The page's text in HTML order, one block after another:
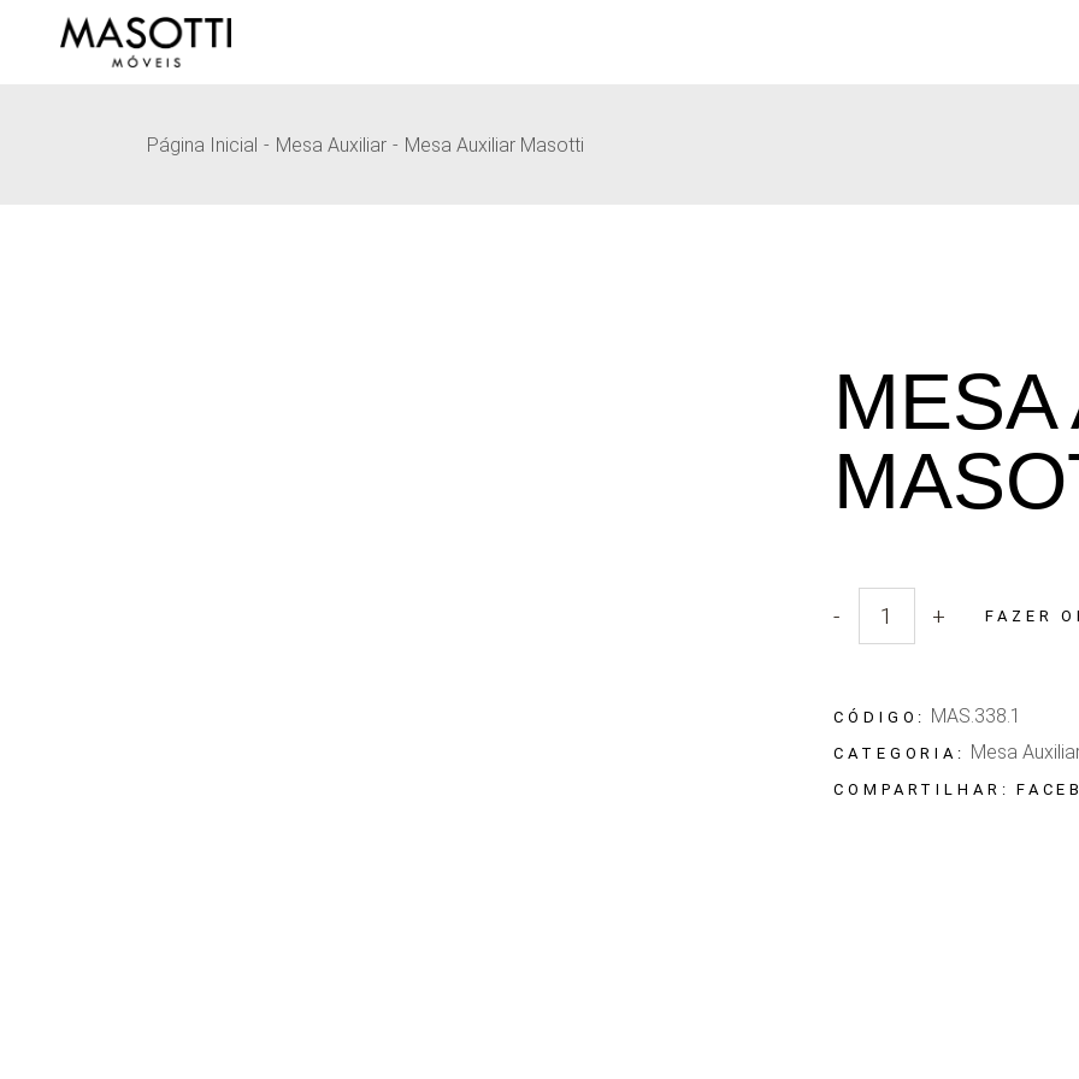
Página Inicial Mesa Auxiliar Mesa Auxiliar Masotti
Quantidade Mesa Auxiliar
- + FAZER
CÓDIGO: MAS.338.1
CATEGORIA: Mesa
COMPARTILHAR: